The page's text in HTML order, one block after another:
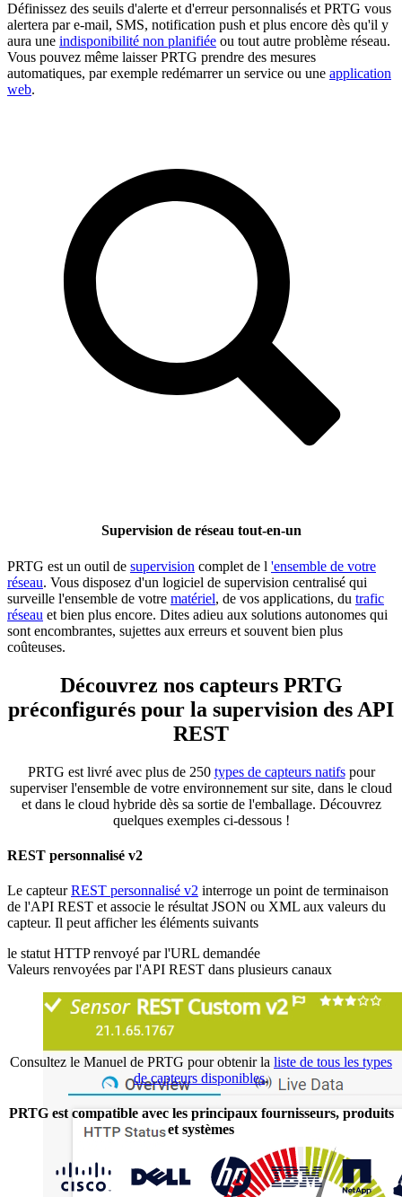
Définissez des seuils d'alerte et d'erreur personnalisés et PRTG vous
alertera par e-mail, SMS, notification push et plus encore dès qu'il y
aura une indisponibilité non planifiée ou tout autre problème réseau.
Vous pouvez même laisser PRTG prendre des mesures
automatiques, par exemple redémarrer un service ou une application
web.
Supervision de réseau tout-en-un
PRTG est un outil de supervision complet de l 'ensemble de votre
réseau. Vous disposez d'un logiciel de supervision centralisé qui
surveille l'ensemble de votre matériel, de vos applications, du trafic
réseau et bien plus encore. Dites adieu aux solutions autonomes qui
sont encombrantes, sujettes aux erreurs et souvent bien plus
coûteuses.
Découvrez nos capteurs PRTG
préconfigurés pour la supervision des API
REST
PRTG est livré avec plus de 250 types de capteurs natifspour
superviser l'ensemble de votre environnement sur site, dans le cloud
et dans le cloud hybride dès sa sortie de l'emballage. Découvrez
quelques exemples ci-dessous !
REST personnalisé v2
Le capteurREST personnalisé v2 interroge un point de terminaison
de l'API REST et associe le résultat JSON ou XML aux valeurs du
capteur. Il peut afficher les éléments suivants
le statut HTTP renvoyé par l'URL demandée
Valeurs renvoyées par l'API REST dans plusieurs canaux
Consultez le Manuel de PRTG pour obtenir la liste de tous les types
de capteurs disponibles.
PRTG est compatible avec les principaux fournisseurs, produits
et systèmes